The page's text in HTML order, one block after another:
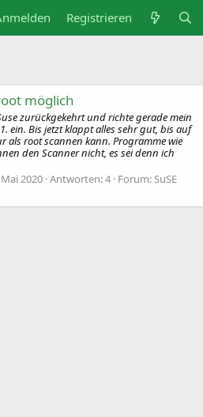
Registrieren
möglich
zurückgekehrt und richte gerade mein
ein. Bis jetzt klappt alles sehr gut, bis auf
als root scannen kann. Programme wie
den Scanner nicht, es sei denn ich
2020 Antworten: 4 Forum:SuSE